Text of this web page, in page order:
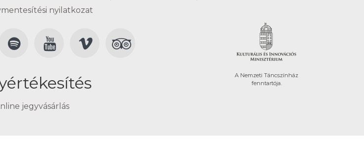
nyilatkozat
jegyvásárlás
A Nemzeti Táncszínház
fenntartója.